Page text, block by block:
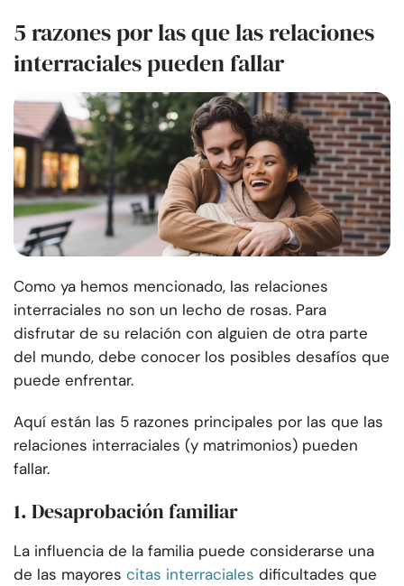
5 razones por las que las relaciones
interraciales pueden fallar
Como ya hemos mencionado, las relaciones
interraciales no son un lecho de rosas. Para
disfrutar de su relación con alguien de otra parte
del mundo, debe conocer los posibles desafíos que
puede enfrentar.
Aquí están las 5 razones principales por las que las
relaciones interraciales (y matrimonios) pueden
fallar.
1. Desaprobación familiar
La influencia de la familia puede considerarse una
de las mayores citas interraciales dificultades que